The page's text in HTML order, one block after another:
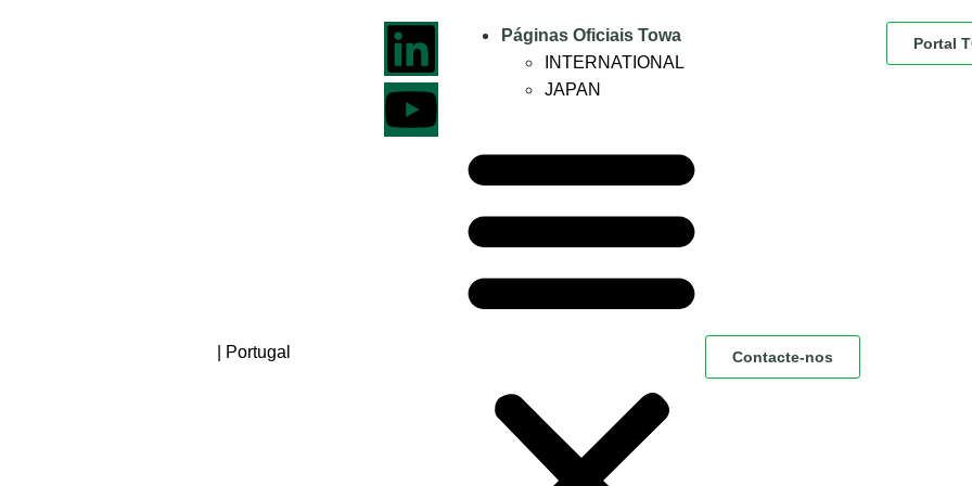
| Portugal
Páginas Oficiais Towa
INTERNATIONAL
JAPAN
Contacte-nos
Portal